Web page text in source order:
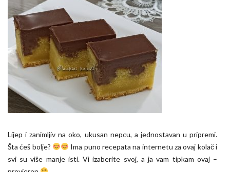
Lijep i zanimljiv na oko, ukusan nepcu, a jednostavan u pripremi.
Šta ćeš bolje?
Ima puno recepata na internetu za ovaj kolač i
svi su više manje isti. Vi izaberite svoj, a ja vam tipkam ovaj –